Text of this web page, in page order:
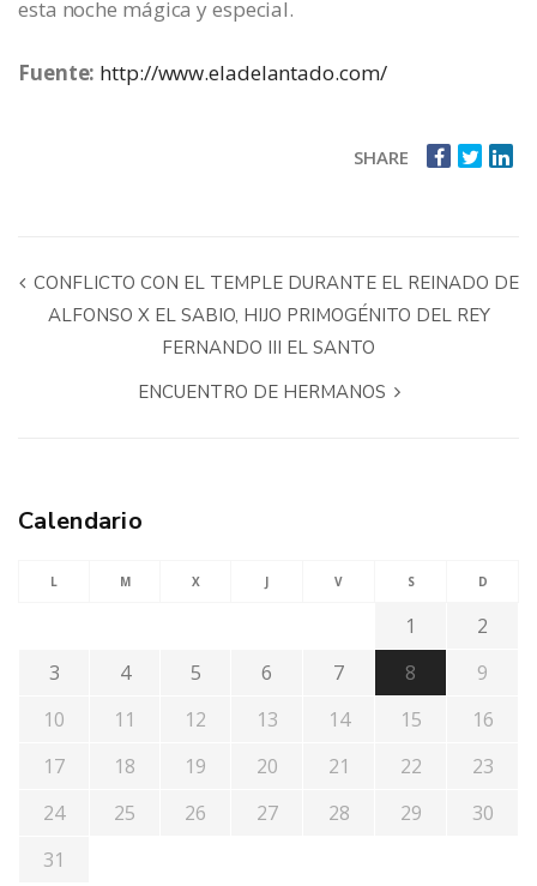
esta noche mágica y especial.
Fuente: http://www.eladelantado.com/
SHARE
CONFLICTO CON EL TEMPLE DURANTE EL REINADO DE
ALFONSO X EL SABIO, HIJO PRIMOGÉNITO DEL REY
FERNANDO III EL SANTO
ENCUENTRO DE HERMANOS
Calendario
L M X J V S D
1
2
3
4 5 6 7 8
9
10
11 12 13 14 15
16
17
18 19 20 21 22
23
24
25 26 27 28 29
30
31